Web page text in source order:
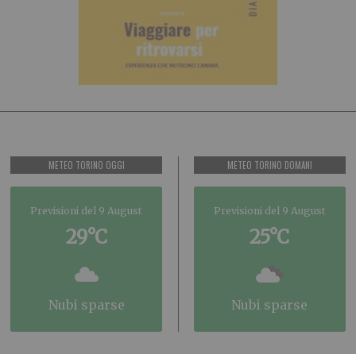
METEO TORINO OGGI
Previsioni del 9 August
29°C
nubi sparse
METEO TORINO DOMANI
Previsioni del 9 August
25°C
nubi sparse